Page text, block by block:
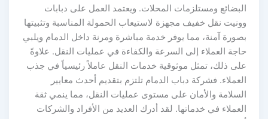
البضائع ومستلزمات المحلات. ويعتمد العمل على دبابات
وونيت نقل خفيف مجهزة لاستيعاب الحمولة المناسبة وتثبيتها
بصورة آمنة، مما يوفر خدمة مباشرة ومرنة داخل الدمام ويلبي
حاجة العملاء إلى السرعة والكفاءة في عمليات النقل. علاوةً
على ذلك، تمثل موثوقية خدمات النقل عاملاً رئيسياً في جذب
العملاء. فشركة دباب الدمام تلتزم بتقديم أحدث معايير
السلامة والأمان على مستوى عمليات النقل، مما ينمي ثقة
العملاء في خدماتها. لقد أدرك العديد من الأفراد والشركات